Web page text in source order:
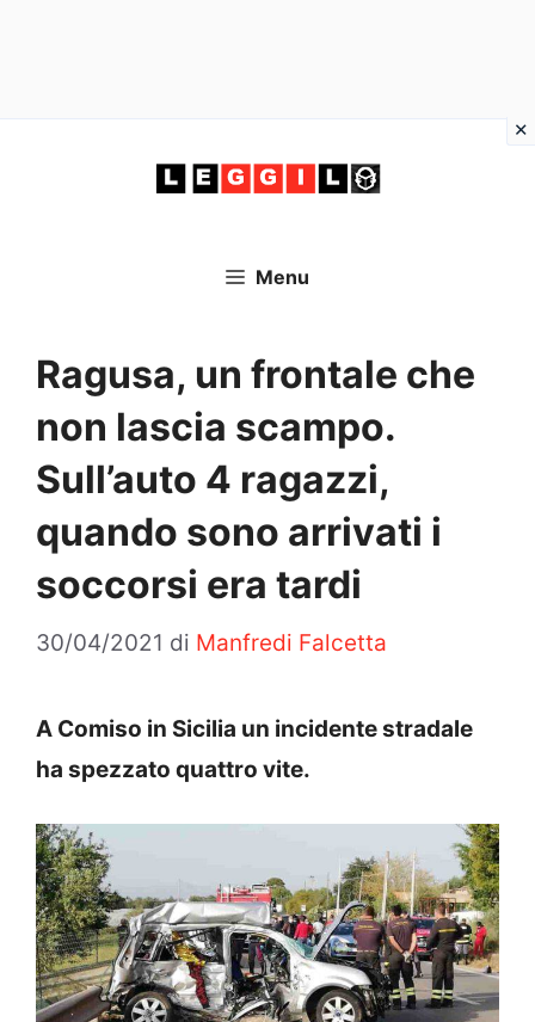
Menu
Ragusa, un frontale che
non lascia scampo.
Sull’auto 4 ragazzi,
quando sono arrivati i
soccorsi era tardi
30/04/2021 di Manfredi Falcetta
A Comiso in Sicilia un incidente stradale
ha spezzato quattro vite.